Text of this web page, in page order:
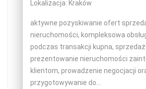
Lokalizacja: Kraków
aktywne pozyskiwanie ofert
nieruchomości, kompleksowa
podczas transakcji kupna,
prezentowanie nieruchomości
klientom, prowadzenie negocjacji
przygotowywanie do...